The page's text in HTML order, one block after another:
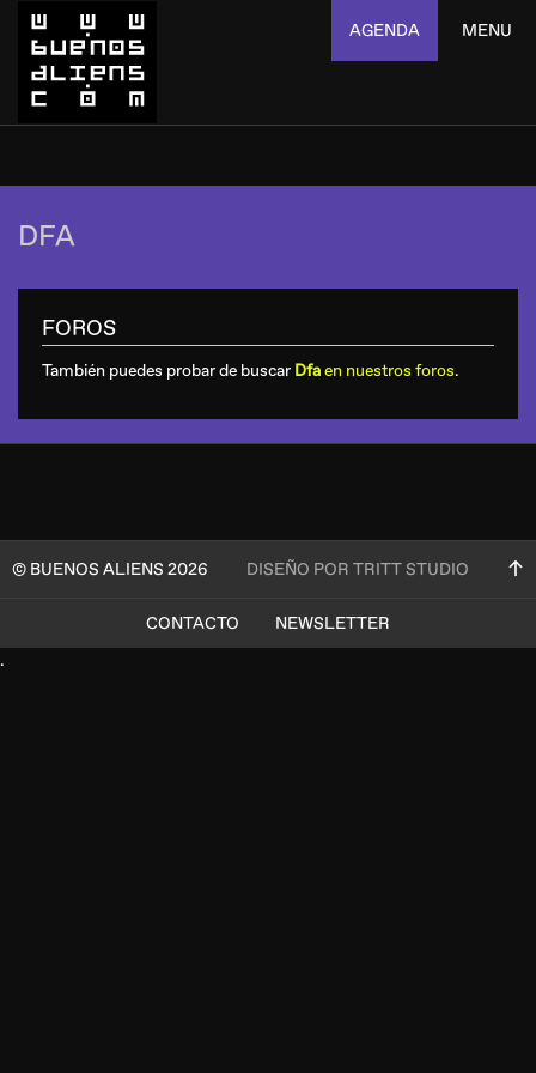
AGENDA MENU
DFA
FOROS
También puedes probar de buscar Dfaen nuestros foros.
© BUENOS ALIENS 2026 DISEÑO POR TRITT STUDIO
CONTACTO
NEWSLETTER
.